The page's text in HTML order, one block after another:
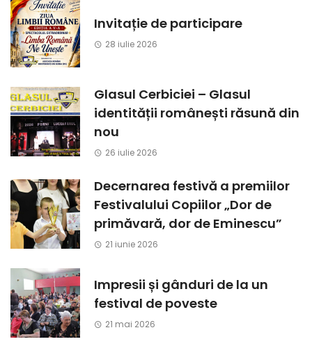
Invitație de participare
28 iulie 2026
Glasul Cerbiciei – Glasul
identității românești răsună din
nou
26 iulie 2026
Decernarea festivă a premiilor
Festivalului Copiilor „Dor de
primăvară, dor de Eminescu”
21 iunie 2026
Impresii și gânduri de la un
festival de poveste
21 mai 2026